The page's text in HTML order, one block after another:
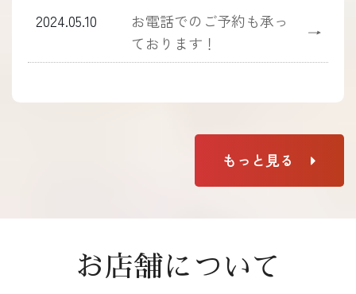
2024.05.10
お電話でのご予約も承っ
ております！
→
もっと見る
お店舗について